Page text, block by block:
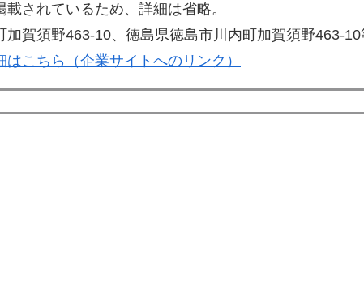
されているため、詳細は省略。
加賀須野463-10、徳島県徳島市川内町加賀須野463-10
こちら（企業サイトへのリンク）